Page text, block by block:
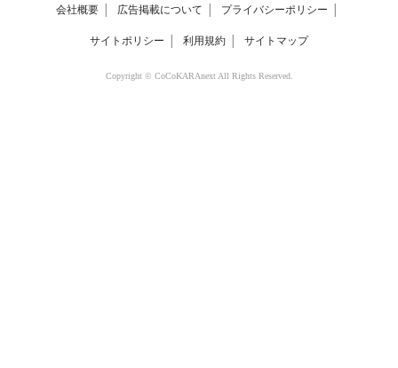
会社概要 広告掲載について プライバシーポリシー
サイトポリシー 利用規約 サイトマップ
Copyright © CoCoKARAnext All Rights Reserved.